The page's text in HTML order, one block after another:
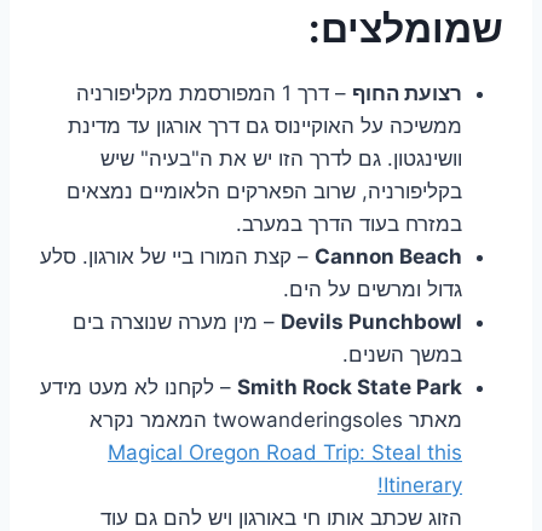
שמומלצים:
רצועת החוף
– דרך 1 המפורסמת מקליפורניה
ממשיכה על האוקיינוס גם דרך אורגון עד מדינת
וושינגטון. גם לדרך הזו יש את ה"בעיה" שיש
בקליפורניה, שרוב הפארקים הלאומיים נמצאים
במזרח בעוד הדרך במערב.
Cannon Beach – קצת המורו ביי של אורגון. סלע
גדול ומרשים על הים.
Devils Punchbowl – מין מערה שנוצרה בים
במשך השנים.
Smith Rock State Park – לקחנו לא מעט מידע
מאתר twowanderingsoles המאמר נקרא
Magical Oregon Road Trip: Steal this
Itinerary!
הזוג שכתב אותו חי באורגון ויש להם גם עוד